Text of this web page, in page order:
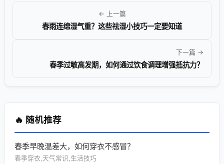
← 上一篇
春雨连绵湿气重？这些祛湿小技巧一定要知道
下一篇 →
春季过敏高发期，如何通过饮食调理增强抵抗力？
🔥 随机推荐
春季早晚温差大，如何穿衣不感冒？
春季穿衣,天气常识,生活技巧